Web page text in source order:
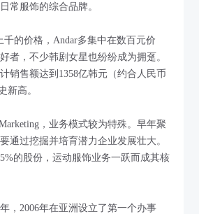
常服饰的综合品牌。
千的价格，Andar多集中在数百元价
者，不少韩剧女星也纷纷成为拥趸。
销售额达到1358亿韩元（约合人民币
新高。
，业务模式较为特殊。早年聚
通过挖掘并培育潜力企业发展壮大。
的股份，运动服饰业务一跃而成其核
，2006年在亚洲设立了第一个办事